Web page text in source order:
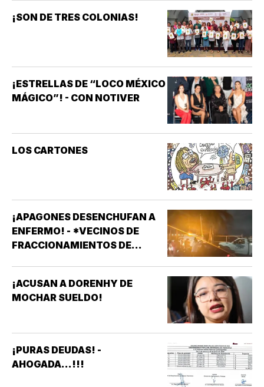
¡SON DE TRES COLONIAS!
¡ESTRELLAS DE “LOCO MÉXICO
MÁGICO”! - CON NOTIVER
LOS CARTONES
¡APAGONES DESENCHUFAN A
ENFERMO! - *VECINOS DE
FRACCIONAMIENTOS DE
AFECTAN ELEVADORES,
TRATAMIENTOS MÉDICOS Y
¡ACUSAN A DORENHY DE
MOCHAR SUELDO!
¡PURAS DEUDAS! -
AHOGADA...!!!